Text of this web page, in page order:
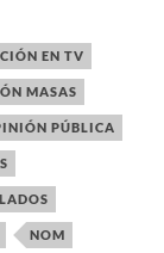
EN TV
MASAS
PÚBLICA
NOM